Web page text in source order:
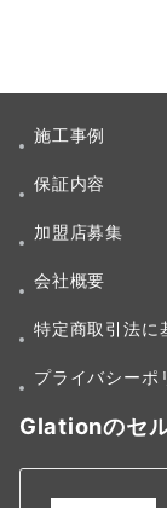
施工事例
保証内容
加盟店募集
会社概要
特定商取引法に
プライバシーポ
Glationのセ